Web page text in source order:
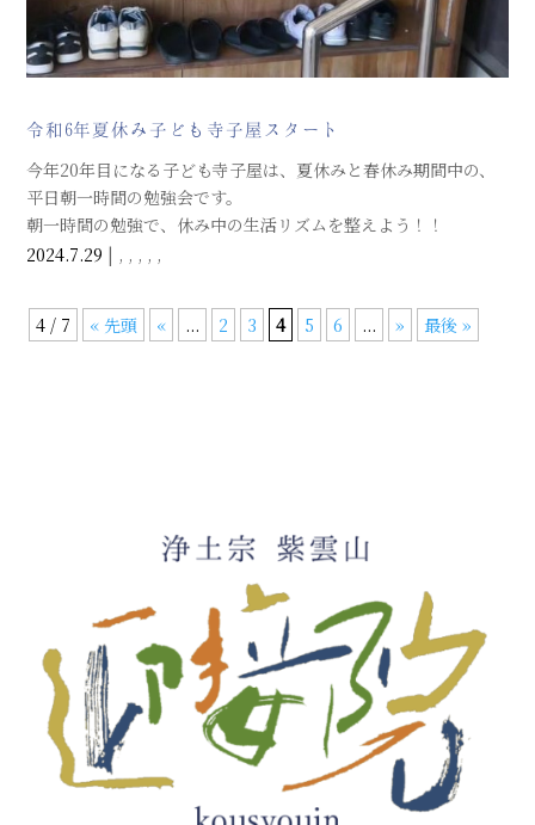
令和6年夏休み子ども寺子屋スタート
2024.7.29 | , , , , ,
今年20年目になる子ども寺子屋は、夏休みと春休み期間中の、
平日朝一時間の勉強会です。
朝一時間の勉強で、休み中の生活リズムを整えよう！！
4 / 7 « 先頭 « ... 2 3 4 5 6 ... » 最後 »